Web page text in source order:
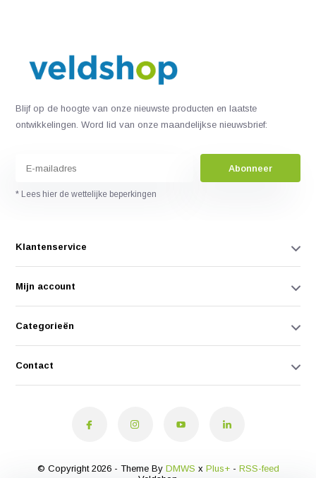
Blijf op de hoogte van onze nieuwste producten en laatste
ontwikkelingen. Word lid van onze maandelijkse nieuwsbrief:
Abonneer
* Lees hier de wettelijke beperkingen
Klantenservice
Mijn account
Categorieën
Contact
© Copyright 2026 - Theme By DMWS x Plus+- RSS-feed